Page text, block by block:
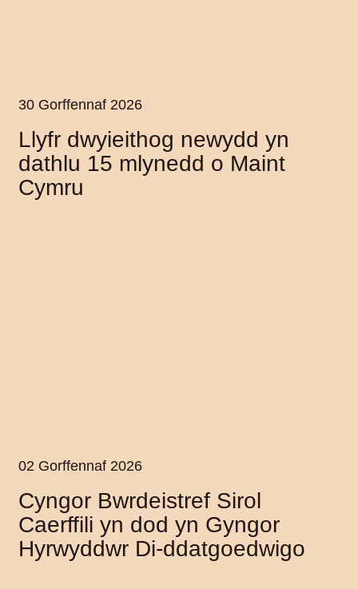
30 Gorffennaf 2026
Llyfr dwyieithog newydd yn
dathlu 15 mlynedd o Maint
Cymru
02 Gorffennaf 2026
Cyngor Bwrdeistref Sirol
Caerffili yn dod yn Gyngor
Hyrwyddwr Di-ddatgoedwigo